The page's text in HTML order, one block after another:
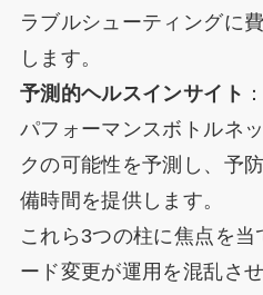
ラブルシューティングに
します。
予測的ヘルスインサイト
パフォーマンスボトルネ
クの可能性を予測し、予
備時間を提供します。
これら3つの柱に焦点を当
ード変更が運用を混乱さ